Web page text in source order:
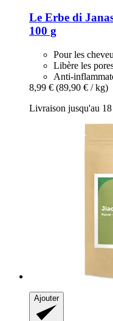
Le Erbe di
100 g
Pour les
Libère les
Anti-
8,99 € (89,90 € / kg)
Livraison jusqu'au
Ajouter